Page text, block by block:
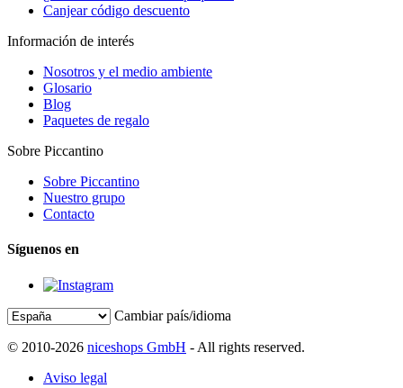
Canjear código descuento
Información de interés
Nosotros y el medio ambiente
Glosario
Blog
Paquetes de regalo
Sobre Piccantino
Sobre Piccantino
Nuestro grupo
Contacto
Síguenos en
Cambiar país/idioma
© 2010-2026 niceshops GmbH - All rights reserved.
Aviso legal